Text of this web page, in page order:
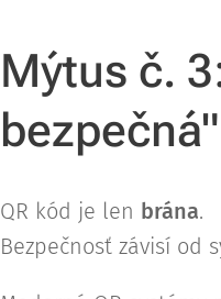
Mýtus č.
bezpečná"
QR kód je len brána.
Bezpečnosť závisí od